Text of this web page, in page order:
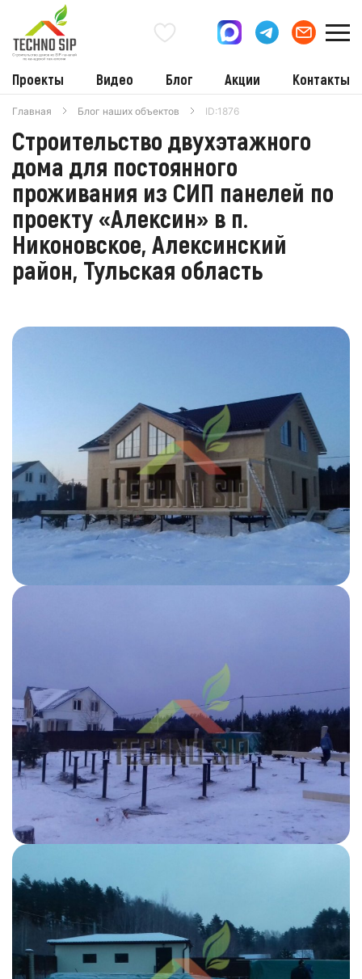
Проекты Видео Блог Акции Контакты
Главная Блог наших объектов ID:1876
Строительство двухэтажного
дома для постоянного
проживания из СИП панелей по
проекту «Алексин» в п.
Никоновское, Алексинский
район, Тульская область